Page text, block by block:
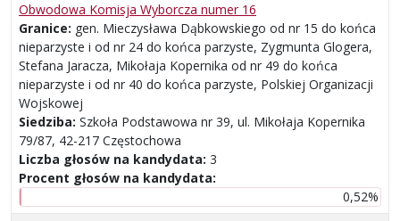
Obwodowa Komisja Wyborcza numer 16
Granice: gen. Mieczysława Dąbkowskiego od nr 15 do końca
nieparzyste i od nr 24 do końca parzyste, Zygmunta Glogera,
Stefana Jaracza, Mikołaja Kopernika od nr 49 do końca
nieparzyste i od nr 40 do końca parzyste, Polskiej Organizacji
Wojskowej
Siedziba: Szkoła Podstawowa nr 39, ul. Mikołaja Kopernika
79/87, 42-217 Częstochowa
Liczba głosów na kandydata: 3
Procent głosów na kandydata:
0,52%